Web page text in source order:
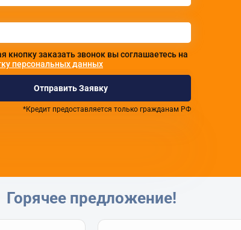
кнопку заказать звонок вы соглашаетесь на
персональных данных
Отправить Заявку
*Кредит предоставляется только гражданам РФ
Горячее предложение!